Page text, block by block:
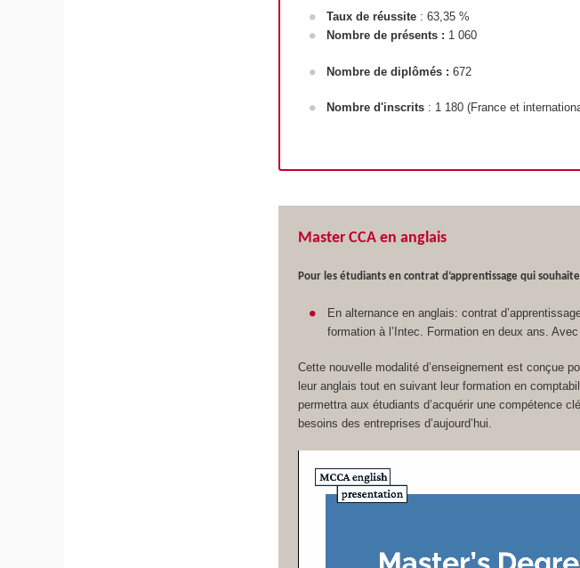
Taux de réussite : 63,35 %
Nombre de présents : 1 060
Nombre de diplômés : 672
Nombre d'inscrits : 1 180 (France et
Master CCA en anglais
Pour les étudiants en contrat d’apprentissage qui
En alternance en anglais: contrat
formation à l’Intec. Formation en deux ans.
Cette nouvelle modalité d’enseignement est conçue
leur anglais tout en suivant leur formation en
permettra aux étudiants d’acquérir une compétence
besoins des entreprises d’aujourd’hui.